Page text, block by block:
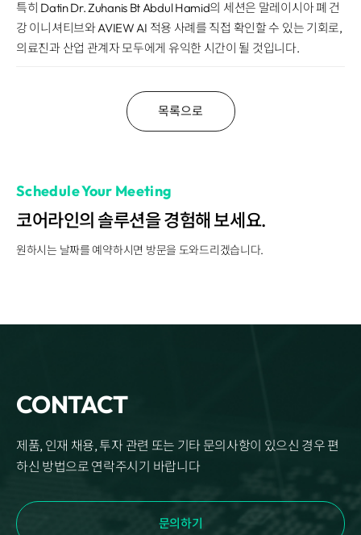
특히 Datin Dr. Zuhanis Bt Abdul Hamid의 세션은 말레이시아 폐 건
강 이니셔티브와 AVIEW AI 적용 사례를 직접 확인할 수 있는 기회로,
의료진과 산업 관계자 모두에게 유익한 시간이 될 것입니다.
목록으로
Schedule Your Meeting
코어라인의 솔루션을 경험해 보세요.
원하시는 날짜를 예약하시면 방문을 도와드리겠습니다.
CONTACT
제품, 인재 채용, 투자 관련 또는 기타 문의사항이 있으신 경우 편
하신 방법으로 연락주시기 바랍니다
문의하기